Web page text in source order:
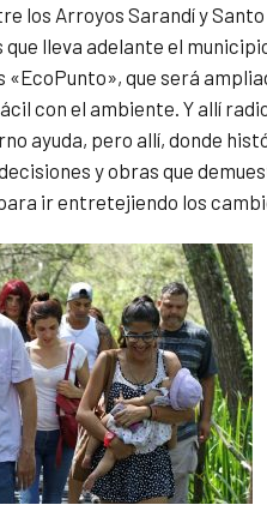
los Arroyos Sarandí y
lleva adelante el
que será
con el ambiente. Y allí
ayuda, pero allí, donde
y obras que
ir entretejiendo los